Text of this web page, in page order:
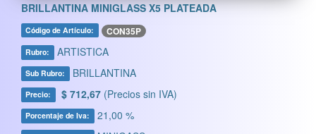
BRILLANTINA MINIGLASS X5 PLATEADA
Código de Artículo: CON35P
Rubro: ARTISTICA
Sub Rubro: BRILLANTINA
Precio: $ 712,67 (Precios sin IVA)
Porcentaje de Iva: 21,00 %